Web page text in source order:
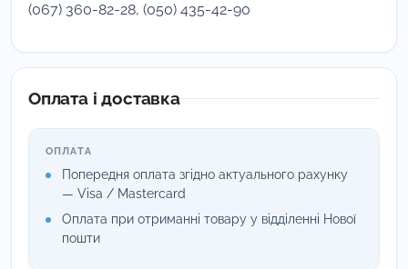
(067) 360-82-28, (050) 435-42-90
Оплата і доставка
ОПЛАТА
Попередня оплата згідно актуального рахунку
— Visa / Mastercard
Оплата при отриманні товару у відділенні Нової
пошти